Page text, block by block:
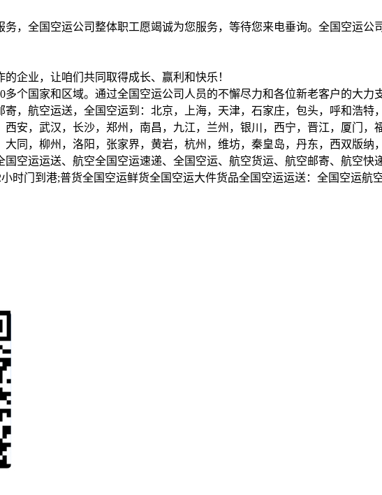
，全国空运公司整体职工愿竭诚为您服务，等待您来电垂询。全国空运公
企业，让咱们共同取得成长、赢利和快乐！
多个国家和区域。通过全国空运公司人员的不懈尽力和各位新老客户的大
，航空运送，全国空运到：北京，上海，天津，石家庄，包头，呼和浩特
安，武汉，长沙，郑州，南昌，九江，兰州，银川，西宁，晋江，厦门，
同，柳州，洛阳，张家界，黄岩，杭州，维坊，秦皇岛，丹东，西双版纳
空运运送、航空全国空运速递、全国空运、航空货运、航空邮寄、航空快
时门到港;普货全国空运鲜货全国空运大件货品全国空运运送：全国空运航